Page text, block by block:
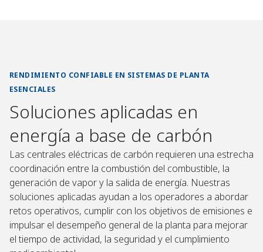
RENDIMIENTO CONFIABLE EN SISTEMAS DE PLANTA
ESENCIALES
Soluciones aplicadas en
energía a base de carbón
Las centrales eléctricas de carbón requieren una estrecha
coordinación entre la combustión del combustible, la
generación de vapor y la salida de energía. Nuestras
soluciones aplicadas ayudan a los operadores a abordar
retos operativos, cumplir con los objetivos de emisiones e
impulsar el desempeño general de la planta para mejorar
el tiempo de actividad, la seguridad y el cumplimiento